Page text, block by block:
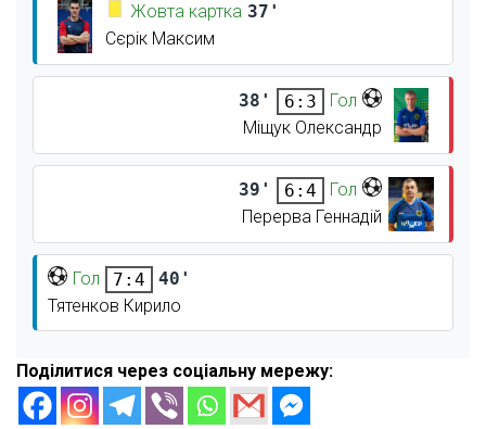
Жовта картка 37'
Сєрік Максим
38' 6:3
Гол
Міщук Олександр
39' 6:4
Гол
Перерва Геннадій
Гол 7:4
40'
Тятенков Кирило
Поділитися через соціальну мережу: